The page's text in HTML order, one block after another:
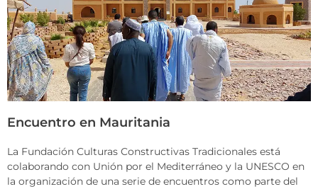
Encuentro en Mauritania
La Fundación Culturas Constructivas Tradicionales está
colaborando con Unión por el Mediterráneo y la UNESCO en
la organización de una serie de encuentros como parte del